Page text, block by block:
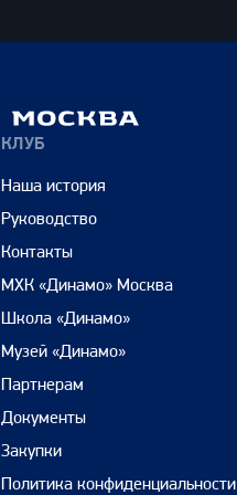
КЛУБ
Наша история
Руководство
Контакты
МХК «Динамо» Москва
Школа «Динамо»
Музей «Динамо»
Партнерам
Документы
Закупки
Политика конфиденциальности